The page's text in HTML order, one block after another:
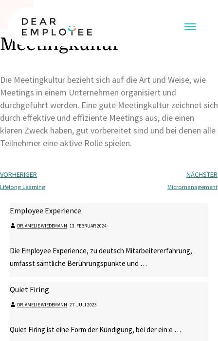
Meetingkultur
Die Meetingkultur bezieht sich auf die Art und Weise, wie
Meetings in einem Unternehmen organisiert und
durchgeführt werden. Eine gute Meetingkultur zeichnet sich
durch effektive und effiziente Meetings aus, die einen
klaren Zweck haben, gut vorbereitet sind und bei denen alle
Teilnehmer eine aktive Rolle spielen.
VORHERIGER
Lifelong Learning
NÄCHSTER
Micromanagement
Employee Experience
DR. AMELIE WIEDEMANN⋅ 13. FEBRUAR 2024
Die Employee Experience, zu deutsch Mitarbeitererfahrung,
umfasst sämtliche Berührungspunkte und …
Quiet Firing
DR. AMELIE WIEDEMANN⋅ 27. JULI 2023
Quiet Firing ist eine Form der Kündigung, bei der ein:e …